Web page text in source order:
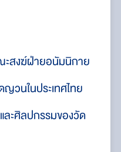
ะสงฆ์ฝ่ายอนัมนิกาย
วนในประเทศไทย
ะศิลปกรรมของวัด